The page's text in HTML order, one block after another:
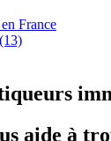
France
aide à